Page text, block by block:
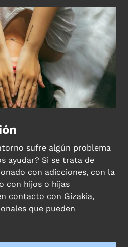
sufre algún problema
ayudar? Si se trata de
con adicciones, con la
con hijos o hijas
contacto con Gizakia,
que pueden